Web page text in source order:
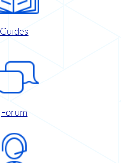
Guides
Forum